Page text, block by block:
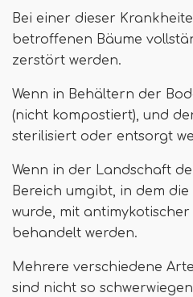
Bei einer dieser
betroffenen Bäume
zerstört werden.
Wenn in Behältern der
(nicht kompostiert), und
sterilisiert oder entsorgt
Wenn in der Landschaft
Bereich umgibt, in dem
wurde, mit
behandelt werden.
Mehrere verschiedene
sind nicht so